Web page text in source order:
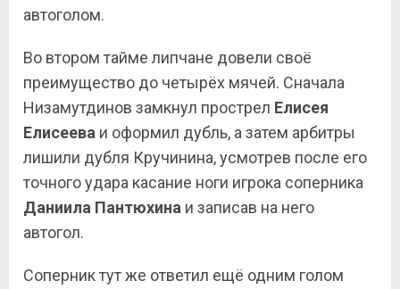
автоголом.
Во втором тайме липчане довели своё
преимущество до четырёх мячей. Сначала
Низамутдинов замкнул прострел Елисея
Елисеева и оформил дубль, а затем арбитры
лишили дубля Кручинина, усмотрев после его
точного удара касание ноги игрока соперника
Даниила Пантюхина и записав на него
автогол.
Соперник тут же ответил ещё одним голом